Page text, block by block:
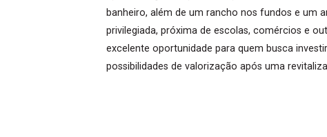
banheiro, além de um rancho nos fundos e um
privilegiada, próxima de escolas, comércios e
excelente oportunidade para quem busca
possibilidades de valorização após uma